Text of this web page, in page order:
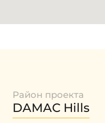
Район проекта
DAMAC Hills